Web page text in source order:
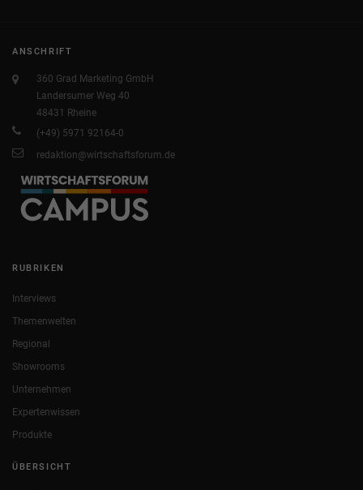
ANSCHRIFT
360 Grad Marketing GmbH
Landersumer Weg 40
48431 Rheine
(+49) 5971 92164-0
redaktion@wirtschaftsforum.de
RUBRIKEN
Interviews
Themenwelten
Regional
Showrooms
Unternehmen
Expertenwissen
Produkte
ÜBERSICHT